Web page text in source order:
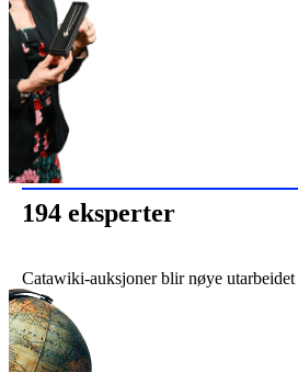
194 eksperter
Catawiki-auksjoner blir nøye utarbeidet